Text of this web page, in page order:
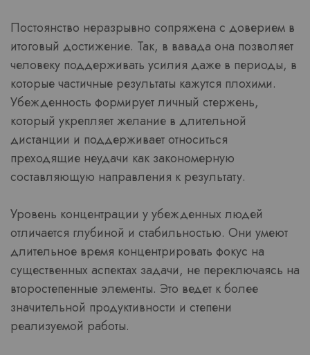
Постоянство неразрывно сопряжена с доверием в
итоговый достижение. Так, в вавада она позволяет
человеку поддерживать усилия даже в периоды, в
которые частичные результаты кажутся плохими.
Убежденность формирует личный стержень,
который укрепляет желание в длительной
дистанции и поддерживает относиться
преходящие неудачи как закономерную
составляющую направления к результату.
Уровень концентрации у убежденных людей
отличается глубиной и стабильностью. Они умеют
длительное время концентрировать фокус на
существенных аспектах задачи, не переключаясь на
второстепенные элементы. Это ведет к более
значительной продуктивности и степени
реализуемой работы.